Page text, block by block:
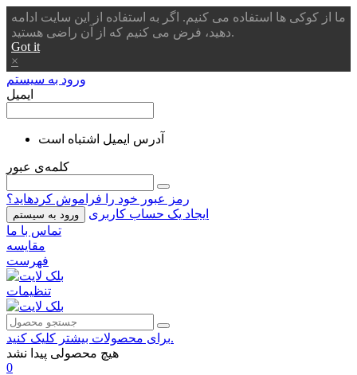
ما از کوکی ها استفاده می کنیم. اگر به استفاده از این سایت ادامه
دهید، فرض می کنیم که از آن راضی هستید.
Got it
×
ورود به سیستم
ایمیل
آدرس ایمیل اشتباه است
کلمه‌ی عبور
رمز عبور خود را فراموش کردهاید؟
ورود به سیستم
ایجاد یک حساب کاربری
تماس با ما
مقایسه
فهرست
تنظیمات
برای محصولات بیشتر کلیک کنید.
هیچ محصولی پیدا نشد
0